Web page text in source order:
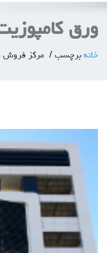
ورق
خانه برچسب مرکز فروش